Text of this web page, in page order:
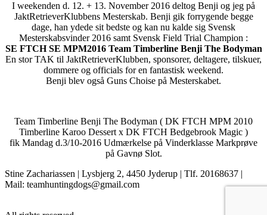
I weekenden d. 12. + 13. November 2016 deltog Benji og jeg på
JaktRetrieverKlubbens Mesterskab. Benji gik forrygende begge
dage, han ydede sit bedste og kan nu kalde sig Svensk
Mesterskabsvinder 2016 samt Svensk Field Trial Champion :
SE FTCH SE MPM2016 Team Timberline Benji The Bodyman
En stor TAK til JaktRetrieverKlubben, sponsorer, deltagere, tilskuer,
dommere og officials for en fantastisk weekend.
Benji blev også Guns Choise på Mesterskabet.
Team Timberline Benji The Bodyman ( DK FTCH MPM 2010
Timberline Karoo Dessert x DK FTCH Bedgebrook Magic )
fik Mandag d.3/10-2016 Udmærkelse på Vinderklasse Markprøve
på Gavnø Slot.
Stine Zachariassen | Lysbjerg 2, 4450 Jyderup | Tlf. 20168637 |
Mail: teamhuntingdogs@gmail.com